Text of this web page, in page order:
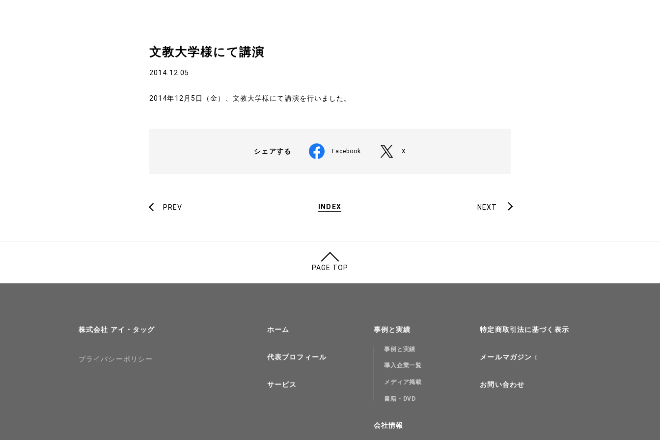
サービス
事例と実績
メールマガジン
文教大学様にて講演
2014.12.05
2014年12月5日（金）、文教大学様にて講演を行いました。
シェアする Facebook X
PREV INDEX NEXT
PAGE TOP
株式会社 アイ・タッグ
プライバシーポリシー
ホーム
代表プロフィール
サービス
事例と実績
事例と実績
導入企業一覧
メディア掲載
書籍・DVD
会社情報
特定商取引法に基づく表示
メールマガジン
お問い合わせ